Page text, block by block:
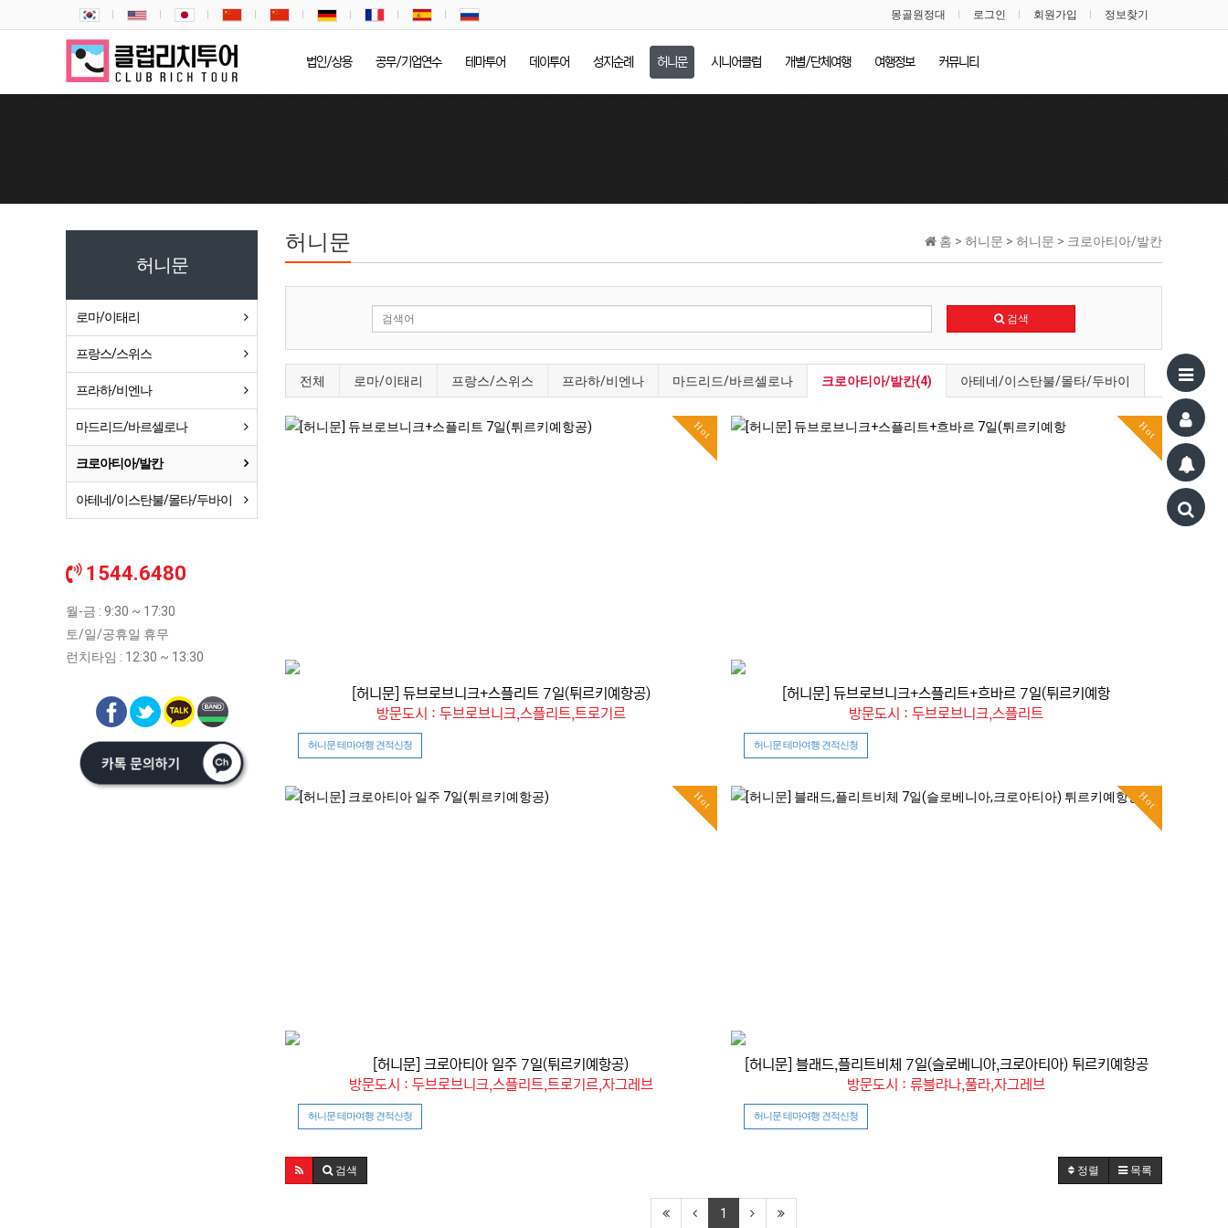
몽골원정대 로그인 회원가입 정보찾기
법인/상용 공무/기업연수 테마투어 데이투어 성지순례 허니문 시니어클럽 개별/단체여행 여행정보 커뮤니티
홈 > 허니문 > 허니문 > 크로아티아/발칸
허니문
검색
전체 로마/이태리 프랑스/스위스 프라하/비엔나 마드리드/바르셀로나 크로아티아/발칸(4) 아테네/이스탄불/몰타/두바이
Hot
[허니문] 듀브로브니크+스플리트 7일(튀르키예항공)
방문도시 : 두브로브니크,스플리트,트로기르
허니문 테마여행 견적신청
Hot
[허니문] 듀브로브니크+스플리트+흐바르 7일(튀르키예항
방문도시 : 두브로브니크,스플리트
허니문 테마여행 견적신청
Hot
[허니문] 크로아티아 일주 7일(튀르키예항공)
방문도시 : 두브로브니크,스플리트,트로기르,자그레브
허니문 테마여행 견적신청
Hot
[허니문] 블래드,플리트비체 7일(슬로베니아,크로아티아) 튀르키예항공
방문도시 : 류블랴나,풀라,자그레브
허니문 테마여행 견적신청
정렬 목록
검색
1
허니문
로마/이태리
프랑스/스위스
프라하/비엔나
마드리드/바르셀로나
크로아티아/발칸
아테네/이스탄불/몰타/두바이
1544.6480
월-금 : 9:30 ~ 17:30
토/일/공휴일 휴무
런치타임 : 12:30 ~ 13:30